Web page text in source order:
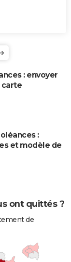
: envoyer
carte
:
et modèle de
ont quittés ?
de